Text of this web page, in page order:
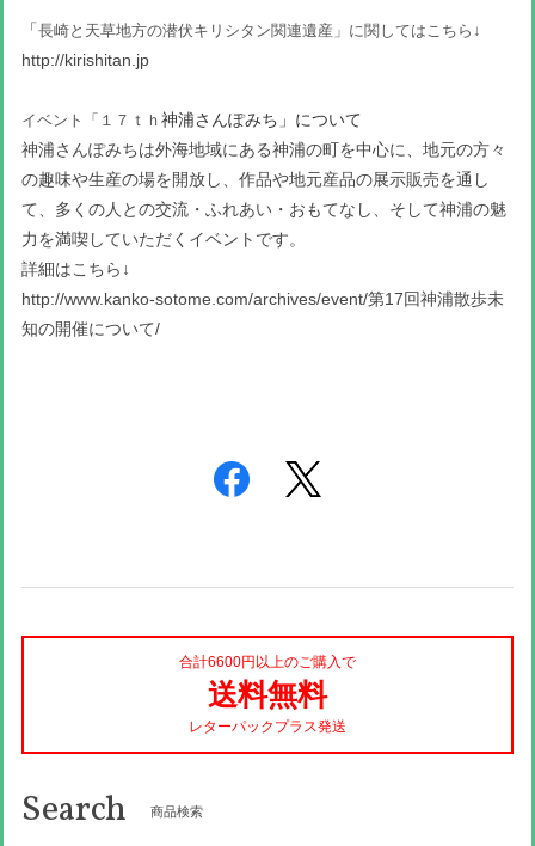
「長崎と天草地方の潜伏キリシタン関連遺産 」に関してはこちら↓
http://kirishitan.jp
イベント「１７ｔｈ 神浦さんぽみち」について
神浦さんぽみちは外海地域にある神浦の町を中心に、地元の方々
の趣味や生産の場を開放し、作品や地元産品の展示販売を通し
て、多くの人との交流・ふれあい・おもてなし、そして神浦の魅
力を満喫していただくイベントです。
詳細はこちら↓
http://www.kanko-sotome.com/archives/event/第17回神浦散歩未
知の開催について/
合計6600円以上のご購入で
送料無料
レターパックプラス発送
Search 商品検索